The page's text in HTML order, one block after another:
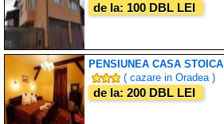
de la: 100 DBL LEI
PENSIUNEA CASA STOICA
( cazare in Oradea )
de la: 200 DBL LEI